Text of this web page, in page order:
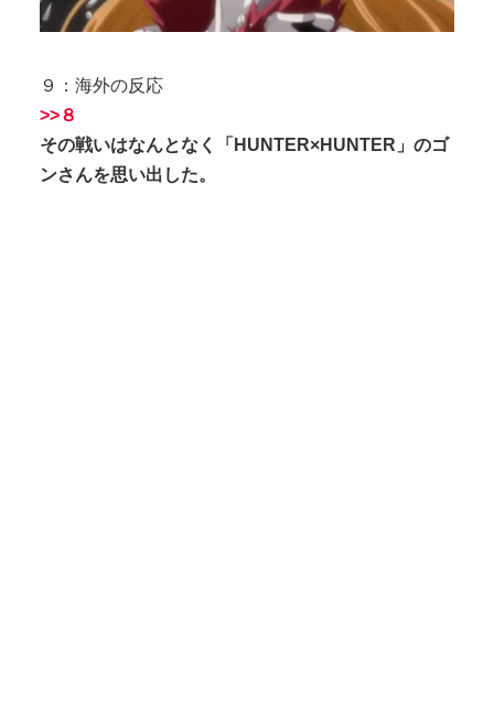
９：海外の反応
>>８
その戦いはなんとなく「HUNTER×HUNTER」のゴ
ンさんを思い出した。